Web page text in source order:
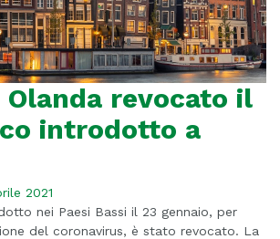
Olanda revocato il
introdotto a
2021
nei Paesi Bassi il 23 gennaio, per
del coronavirus, è stato revocato. La